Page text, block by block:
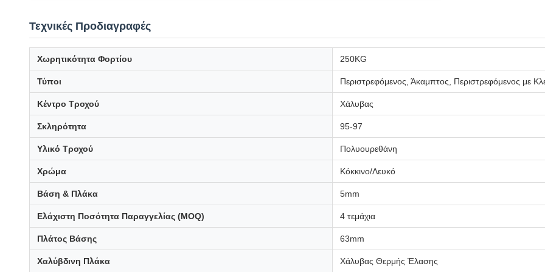
Τεχνικές Προδιαγραφές
Χωρητικότητα Φορτίου 250KG
Τύποι Περιστρεφόμενος, Άκαμπτος, Περιστρεφόμενος με
Κέντρο Τροχού Χάλυβας
Σκληρότητα 95-97
Υλικό Τροχού Πολυουρεθάνη
Χρώμα Κόκκινο/Λευκό
Βάση & Πλάκα 5mm
Ελάχιστη Ποσότητα Παραγγελίας (MOQ) 4 τεμάχια
Πλάτος Βάσης 63mm
Χαλύβδινη Πλάκα Χάλυβας Θερμής Έλασης